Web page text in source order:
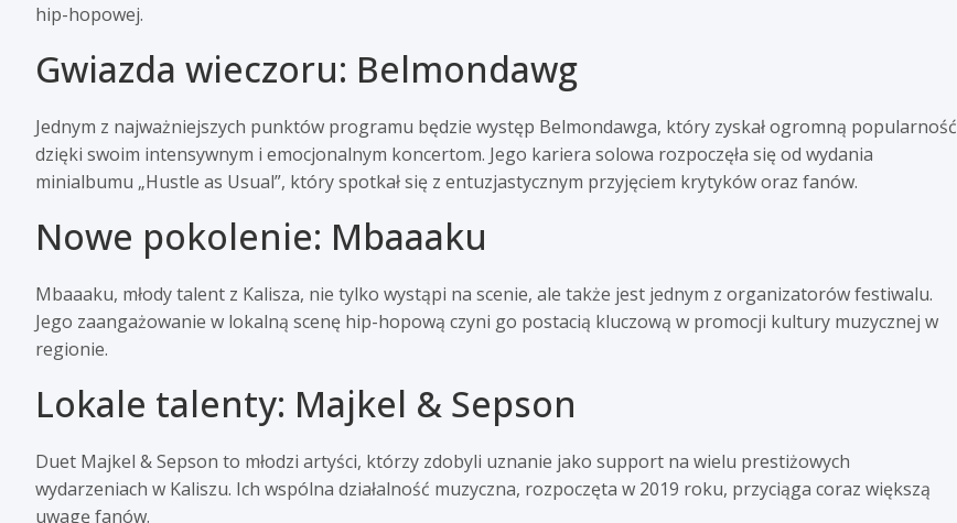
hip-hopowej.
Gwiazda wieczoru: Belmondawg
Jednym z najważniejszych punktów programu będzie występ Belmondawga, który zyskał ogromną popularność
dzięki swoim intensywnym i emocjonalnym koncertom. Jego kariera solowa rozpoczęła się od wydania
minialbumu „Hustle as Usual”, który spotkał się z entuzjastycznym przyjęciem krytyków oraz fanów.
Nowe pokolenie: Mbaaaku
Mbaaaku, młody talent z Kalisza, nie tylko wystąpi na scenie, ale także jest jednym z organizatorów festiwalu.
Jego zaangażowanie w lokalną scenę hip-hopową czyni go postacią kluczową w promocji kultury muzycznej w
regionie.
Lokale talenty: Majkel & Sepson
Duet Majkel & Sepson to młodzi artyści, którzy zdobyli uznanie jako support na wielu prestiżowych
wydarzeniach w Kaliszu. Ich wspólna działalność muzyczna, rozpoczęta w 2019 roku, przyciąga coraz większą
uwagę fanów.